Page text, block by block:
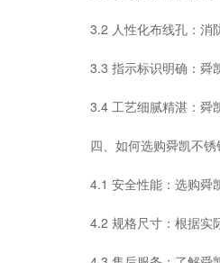
3.2 人性化布线孔：消
3.3 指示标识明确：舜
3.4 工艺细腻精湛：舜
四、如何选购舜凯不锈
4.1 安全性能：选购舜
4.2 规格尺寸：根据实